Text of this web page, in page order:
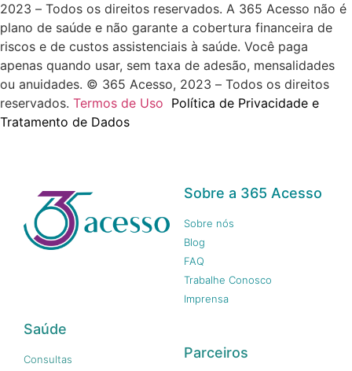
2023 – Todos os direitos reservados. A 365 Acesso não é
plano de saúde e não garante a cobertura financeira de
riscos e de custos assistenciais à saúde. Você paga
apenas quando usar, sem taxa de adesão, mensalidades
ou anuidades. © 365 Acesso, 2023 – Todos os direitos
reservados. Termos de Uso Política de Privacidade e
Tratamento de Dados
Sobre a 365 Acesso
Sobre nós
Blog
FAQ
Trabalhe Conosco
Imprensa
Saúde
Consultas
Parceiros